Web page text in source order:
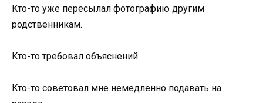
Кто-то уже пересылал фотографию другим
родственникам.
Кто-то требовал объяснений.
Кто-то советовал мне немедленно подавать на